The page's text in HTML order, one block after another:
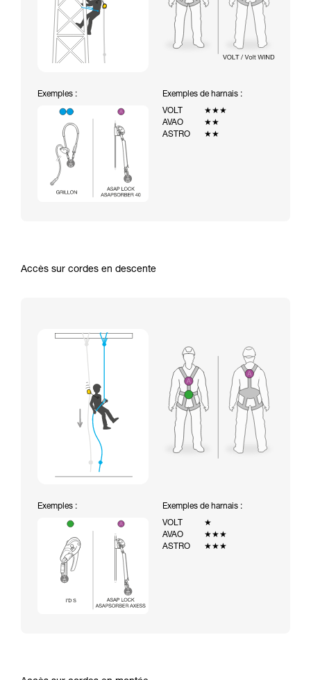
Exemples :
Exemples de harnais :
VOLT
★★★
AVAO
★★
ASTRO
★★
Accès sur cordes en descente
Exemples :
Exemples de harnais :
VOLT
★
AVAO
★★★
ASTRO
★★★